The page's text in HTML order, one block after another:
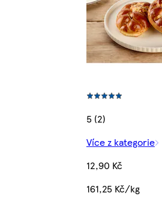
5 (2)
Více z kategorie
12,90 Kč
161,25 Kč/kg